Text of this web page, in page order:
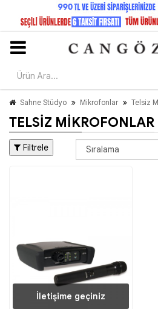
Sahne Stüdyo Mikrofonlar Telsiz
TELSIZ MIKROFONLAR
Filtrele
İletişime geçiniz